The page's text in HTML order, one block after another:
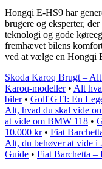
Hongqi E-HS9 har
brugere og eksperter,
teknologi og gode
fremhævet bilens
ved at vælge en Hongqi
Skoda Karoq Brugt –
Karoq-modeller• Alt
biler• Golf GTI: En
Alt, hvad du skal vide
at vide om BMW 118 •
10.000 kr• Fiat
Alt, du behøver at vide i
Guide • Fiat Barchetta –